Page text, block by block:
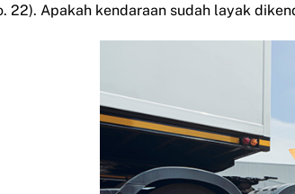
22). Apakah kendaraan sudah layak